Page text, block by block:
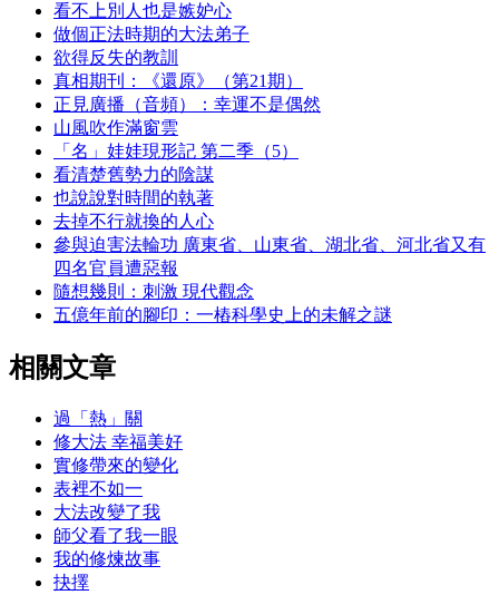
看不上別人也是嫉妒心
做個正法時期的大法弟子
欲得反失的教訓
真相期刊：《還原》（第21期）
正見廣播（音頻）：幸運不是偶然
山風吹作滿窗雲
「名」娃娃現形記 第二季（5）
看清楚舊勢力的陰謀
也說說對時間的執著
去掉不行就換的人心
參與迫害法輪功 廣東省、山東省、湖北省、河北省又有
四名官員遭惡報
隨想幾則：刺激 現代觀念
五億年前的腳印：一樁科學史上的未解之謎
相關文章
過「熱」關
修大法 幸福美好
實修帶來的變化
表裡不如一
大法改變了我
師父看了我一眼
我的修煉故事
抉擇